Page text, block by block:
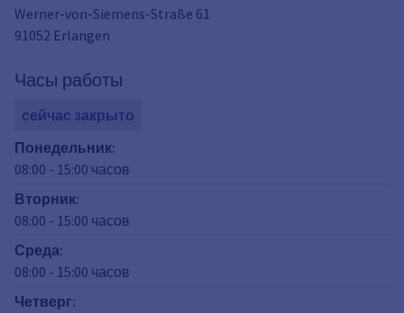
Werner-von-Siemens-Straße 61
91052 Erlangen
Часы работы
сейчас закрыто
Понедельник:
08:00 - 15:00 часов
Вторник:
08:00 - 15:00 часов
Среда:
08:00 - 15:00 часов
Четверг: